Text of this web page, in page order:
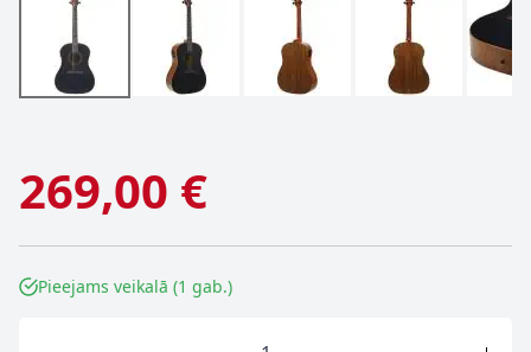
269,00 €
Pieejams veikalā (1 gab.)